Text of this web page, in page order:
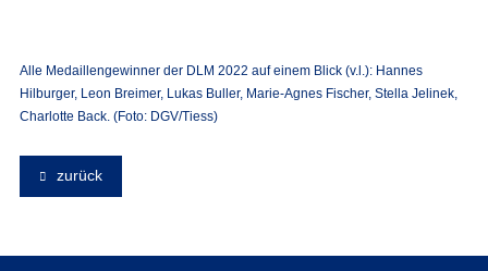
Alle Medaillengewinner der DLM 2022 auf einem Blick (v.l.): Hannes
Hilburger, Leon Breimer, Lukas Buller, Marie-Agnes Fischer, Stella Jelinek,
Charlotte Back. (Foto: DGV/Tiess)
zurück